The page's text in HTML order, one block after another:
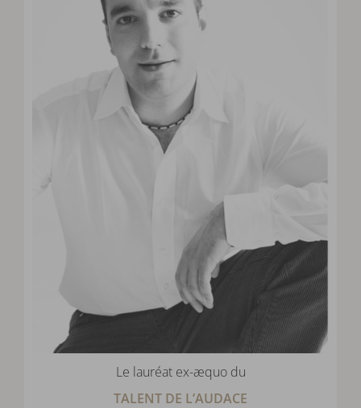
Le lauréat ex-æquo du
TALENT DE L’AUDACE